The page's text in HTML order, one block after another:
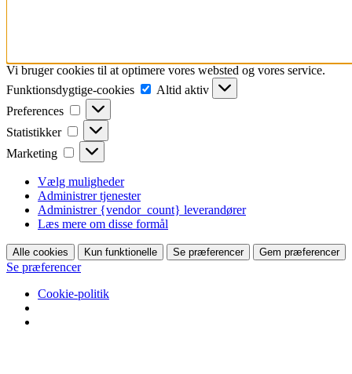
Vi bruger cookies til at optimere vores websted og vores service.
Funktionsdygtige-cookies
Funktionsdygtige-
cookies
Altid aktiv
Preferences
Preferences
Statistikker Statistikker
Marketing Marketing
Vælg muligheder
Administrer tjenester
Administrer {vendor_count} leverandører
Læs mere om disse formål
Alle cookies Kun funktionelle Se præferencer Gem præferencer
Se præferencer
Cookie-politik